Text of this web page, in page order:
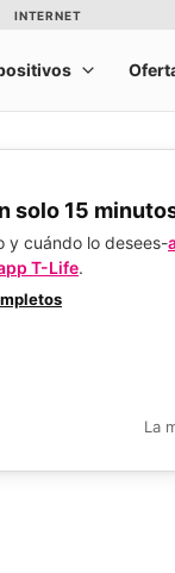
solo 15
y cuándo lo desees-
T-Life.
La